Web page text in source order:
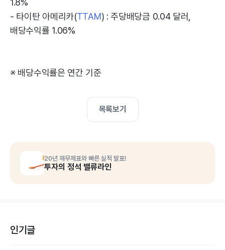
1.8%
- 타이탄 아메리카(TTAM) : 주당배당금 0.04 달러,
배당수익률 1.06%
※ 배당수익률은 연간 기준
목록보기
20년 재무제표와 빠른 실적 발표!
투자의 정석 밸류라인
인기글